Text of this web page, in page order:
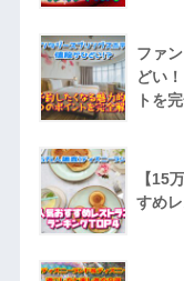
ファ
どい
トを
【15
すめ